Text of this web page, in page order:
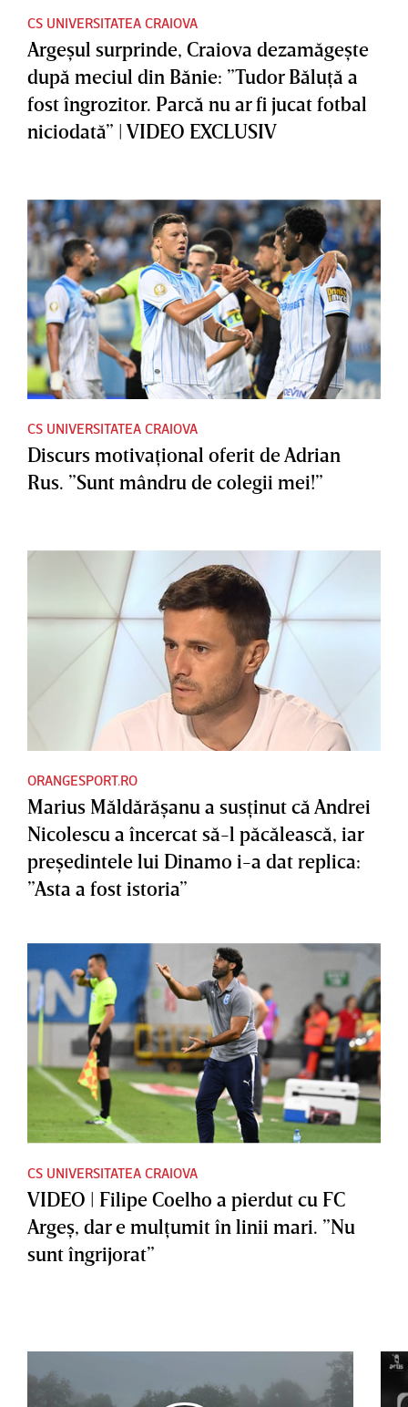
CS UNIVERSITATEA CRAIOVA
Argeşul surprinde, Craiova dezamăgeşte
după meciul din Bănie: ”Tudor Băluţă a
fost îngrozitor. Parcă nu ar fi jucat fotbal
niciodată” | VIDEO EXCLUSIV
CS UNIVERSITATEA CRAIOVA
Discurs motivaţional oferit de Adrian
Rus. ”Sunt mândru de colegii mei!”
ORANGESPORT.RO
Marius Măldărăşanu a susţinut că Andrei
Nicolescu a încercat să-l păcălească, iar
preşedintele lui Dinamo i-a dat replica:
”Asta a fost istoria”
CS UNIVERSITATEA CRAIOVA
VIDEO | Filipe Coelho a pierdut cu FC
Argeş, dar e mulţumit în linii mari. ”Nu
sunt îngrijorat”